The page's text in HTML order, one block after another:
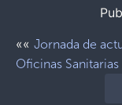
«« Jornada de
Oficinas